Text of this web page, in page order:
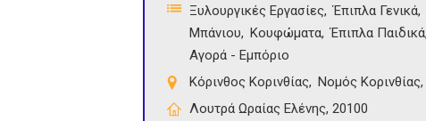
Ξυλουργικές Εργασίες Έπιπλα Γενικά
Μπάνιου
Κουφώματα Έπιπλα Παιδικά
Αγορά - Εμπόριο
Κόρινθος Κορινθίας
Νομός Κορινθίας
Λουτρά Ωραίας Ελένης, 20100